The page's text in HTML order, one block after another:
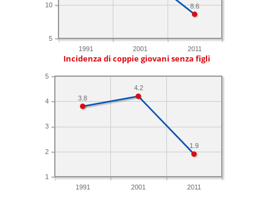
1991 2001 2011
5
10 8.6
Incidenza di coppie giovani senza figli
1991 2001 2011
1
2
3
4
5
1.9
4.2
3.8